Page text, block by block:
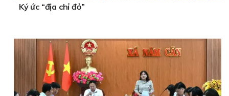
Ký ức “địa chỉ đỏ”